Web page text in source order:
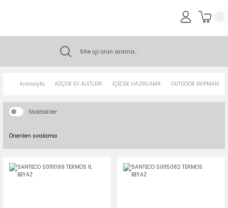
Anasayfa KÜÇÜK EV ALETLERİ İÇECEK HAZIRLAMA OUTDOOR EKİPMAN
Stoktakiler